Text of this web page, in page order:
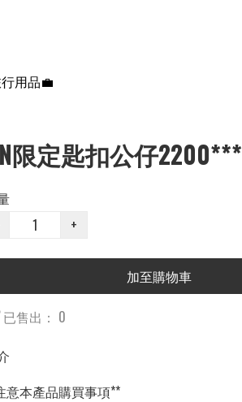
用品💼
限定匙扣公仔2200***
+
加至購物車
已售出： 0
意本產品購買事項**